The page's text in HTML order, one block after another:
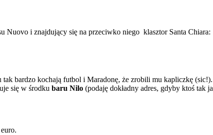
Nuovo i znajdujący się na przeciwko niego klasztor Santa Chiara:
bardzo kochają futbol i Maradonę, że zrobili mu kapliczkę (sic!).
się w środku baru Nilo (podaję dokładny adres, gdyby ktoś tak